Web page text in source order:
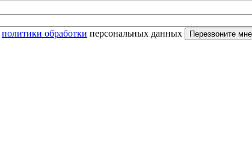
политики обработки персональных данных